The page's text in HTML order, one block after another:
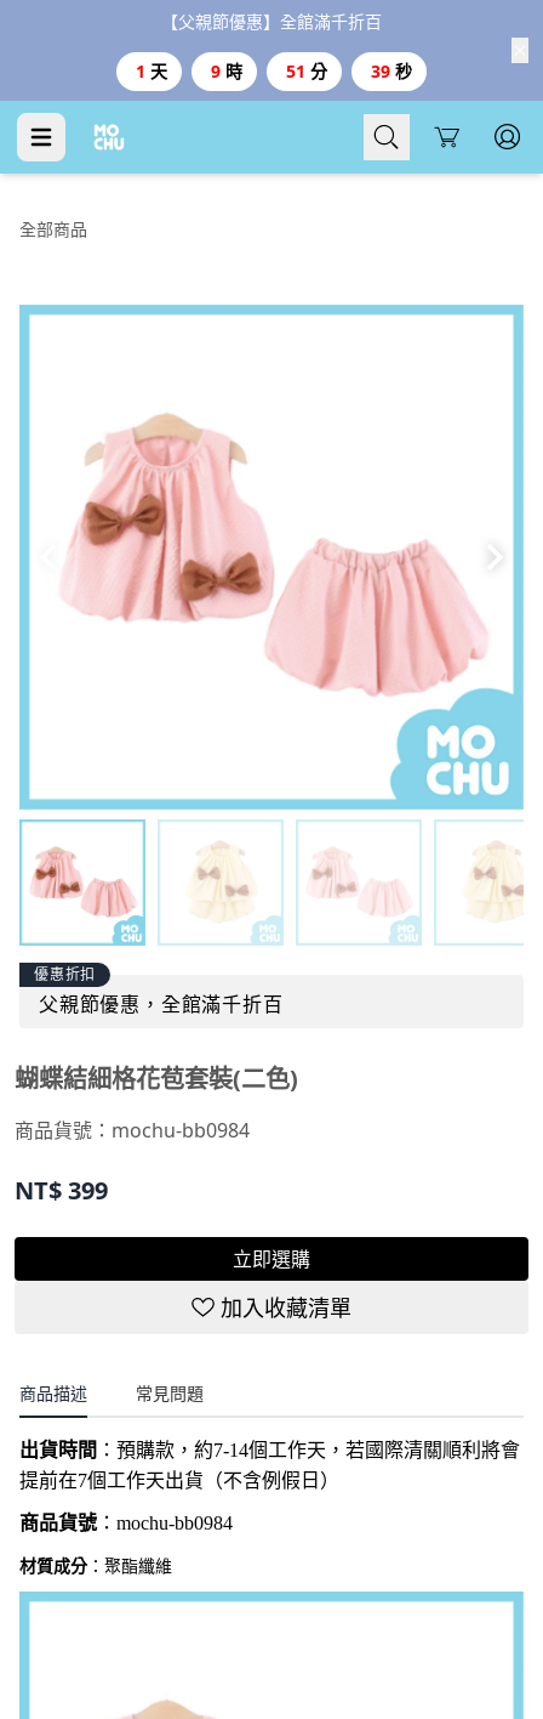
【父親節優惠】全館滿千折百
1 天 9 時 51 分 38 秒
Cart
全部商品
優惠折扣
父親節優惠，全館滿千折百
蝴蝶結細格花苞套裝(二色)
商品貨號： mochu-bb0984
NT$399
立即選購
加入收藏清單
商品描述 常見問題
出貨時間 ： 預購款，約7-14個工作天，若國際清關順利將會
提前在7個工作天出貨（不含例假日）
商品貨號： mochu-bb0984
材質成分 ：聚酯纖維